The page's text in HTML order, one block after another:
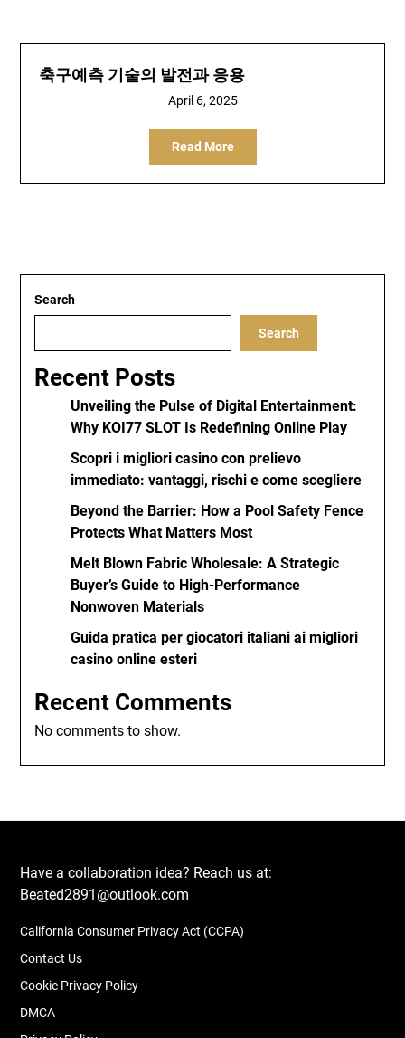
축구예측 기술의 발전과 응용
April 6, 2025
Read More
Search
Search
Recent Posts
Unveiling the Pulse of Digital Entertainment:
Why KOI77 SLOT Is Redefining Online Play
Scopri i migliori casino con prelievo
immediato: vantaggi, rischi e come scegliere
Beyond the Barrier: How a Pool Safety Fence
Protects What Matters Most
Melt Blown Fabric Wholesale: A Strategic
Buyer’s Guide to High-Performance
Nonwoven Materials
Guida pratica per giocatori italiani ai migliori
casino online esteri
Recent Comments
No comments to show.
Have a collaboration idea? Reach us at:
Beated2891@outlook.com
California Consumer Privacy Act (CCPA)
Contact Us
Cookie Privacy Policy
DMCA